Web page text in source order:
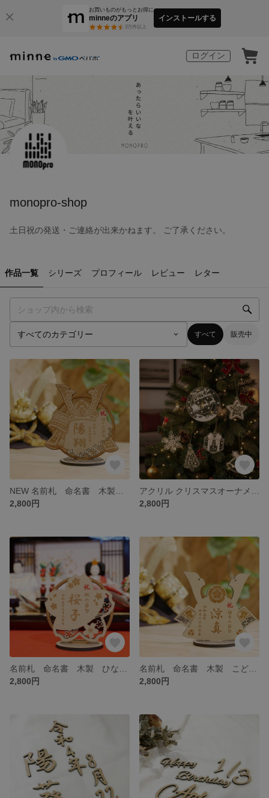
お買いものがもっとお得に
minneのアプリ
3万件以上
インストールする
ログイン
monopro-shop
土日祝の発送・ご連絡が出来かねます。 ご了承ください。
作品一覧 シリーズ プロフィール レビュー レター
すべて 販売中
2,800円
2,800円
2,800円
2,800円